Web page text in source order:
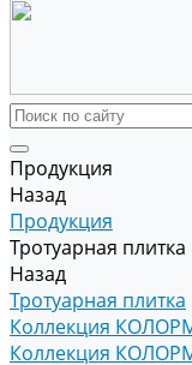
Продукция
Назад
Продукция
Тротуарная плитка
Назад
Тротуарная плитка
Коллекция
Коллекция